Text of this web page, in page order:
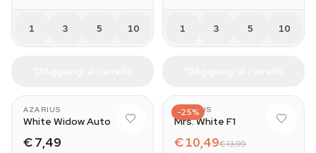
1 3 5 10 1 3 5 10
AZARIUS
White Widow Auto
€ 7,49
-25%
AZARIUS
Mrs. White F1
€ 10,49€ 13,99